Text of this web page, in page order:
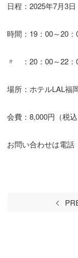
日程：2025年7月3日
時間：19：00～20
〃 ：20：00～22
場所：ホテルLAL
会費：8,000円（税込
お問い合わせは電話